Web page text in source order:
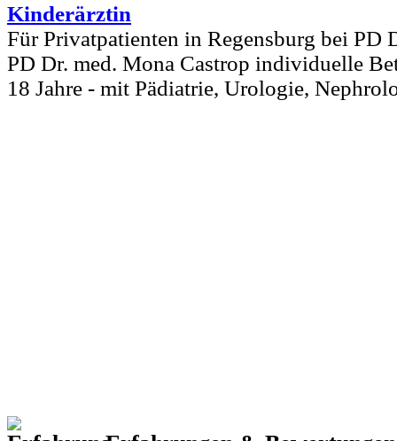
Kinderärztin
Für Privatpatienten in Regensburg bei PD
PD Dr. med. Mona Castrop individuelle
18 Jahre - mit Pädiatrie, Urologie,